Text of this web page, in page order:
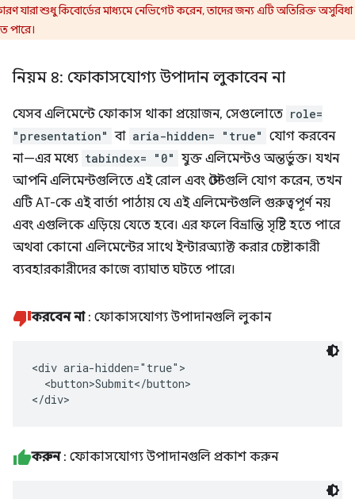
যারা শুধু কিবোর্ডের মাধ্যমে নেভিগেট করেন, তাদের জন্য এটি অতিরিক্ত অসুবিধা
পারে।
নিয়ম ৪: ফোকাসযোগ্য উপাদান লুকাবেন না
যেসব এলিমেন্টে ফোকাস থাকা প্রয়োজন, সেগুলোতে role=
"presentation" বা aria-hidden= "true" যোগ করবেন
না—এর মধ্যে tabindex= "0" যুক্ত এলিমেন্টও অন্তর্ভুক্ত। যখন
আপনি এলিমেন্টগুলিতে এই রোল এবং স্টেটগুলি যোগ করেন, তখন
এটি AT-কে এই বার্তা পাঠায় যে এই এলিমেন্টগুলি গুরুত্বপূর্ণ নয়
এবং এগুলিকে এড়িয়ে যেতে হবে। এর ফলে বিভ্রান্তি সৃষ্টি হতে পারে
অথবা কোনো এলিমেন্টের সাথে ইন্টারঅ্যাক্ট করার চেষ্টাকারী
ব্যবহারকারীদের কাজে ব্যাঘাত ঘটতে পারে।
করবেন না: ফোকাসযোগ্য উপাদানগুলি লুকান
<div aria-hidden="true">
  <button>Submit</button>
</div>
করুন: ফোকাসযোগ্য উপাদানগুলি প্রকাশ করুন